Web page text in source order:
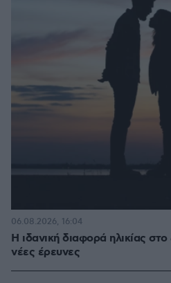
Η ιδανική διαφορά ηλικίας στο
νέες έρευνες
06.08.2026, 16:04